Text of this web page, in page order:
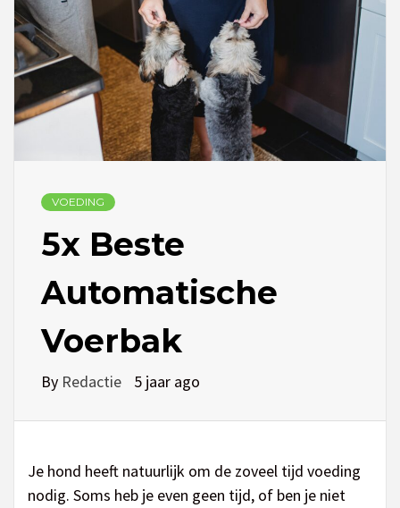
VOEDING
5x Beste
Automatische
Voerbak
By Redactie 5 jaar ago
Je hond heeft natuurlijk om de zoveel tijd voeding
nodig. Soms heb je even geen tijd, of ben je niet